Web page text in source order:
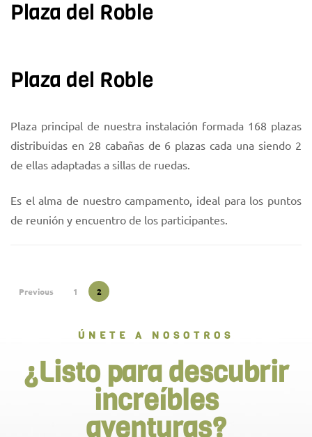
Plaza del Roble
Plaza del Roble
Plaza principal de nuestra instalación formada 168 plazas
distribuidas en 28 cabañas de 6 plazas cada una siendo 2
de ellas adaptadas a sillas de ruedas.
Es el alma de nuestro campamento, ideal para los puntos
de reunión y encuentro de los participantes.
Previous 1 2
ÚNETE A NOSOTROS
¿Listo para descubrir
increíbles
aventuras?